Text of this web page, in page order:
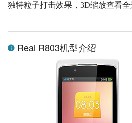
独特粒子打击效果， 3D缩放查看
Real R803机型介绍